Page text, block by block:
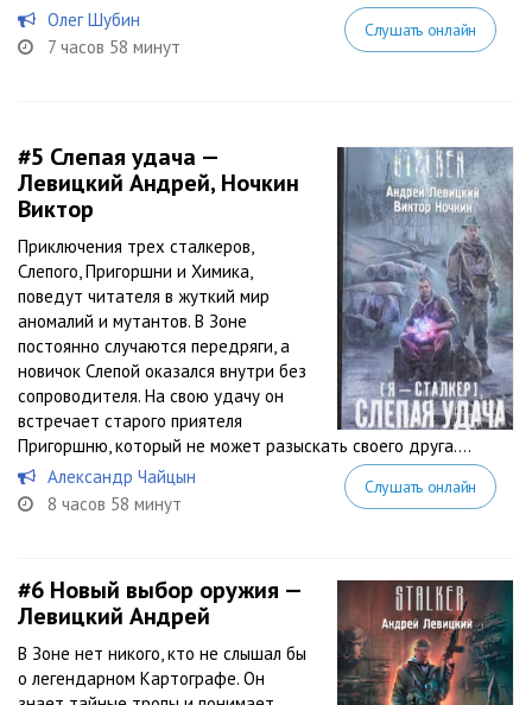
Олег Шубин
7 часов 58 минут
Слушать онлайн
#5 Слепая удача —
Левицкий Андрей, Ночкин
Виктор
Приключения трех сталкеров,
Слепого, Пригоршни и Химика,
поведут читателя в жуткий мир
аномалий и мутантов. В Зоне
постоянно случаются передряги, а
новичок Слепой оказался внутри без
сопроводителя. На свою удачу он
встречает старого приятеля
Пригоршню, который не может разыскать своего друга....
Александр Чайцын
8 часов 58 минут
Слушать онлайн
#6 Новый выбор оружия —
Левицкий Андрей
В Зоне нет никого, кто не слышал бы
о легендарном Картографе. Он